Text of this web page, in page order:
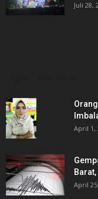
Juli 28,
April 1,
April